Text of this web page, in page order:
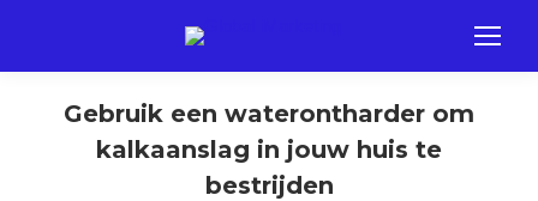
Gebruik een waterontharder om
kalkaanslag in jouw huis te
bestrijden